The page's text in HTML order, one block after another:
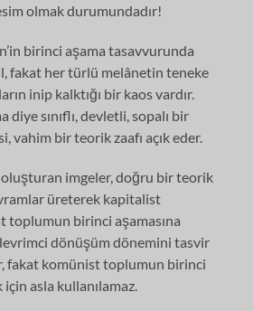
olmak durumundadır!
birinci aşama tasavvurunda
fakat her türlü melânetin teneke
inip kalktığı bir kaos vardır.
diye sınıflı, devletli, sopalı bir
vahim bir teorik zaafı açık eder.
oluşturan imgeler, doğru bir teorik
üreterek kapitalist
birinci aşamasına
dönüşüm dönemini tasvir
fakat komünist toplumun birinci
için asla kullanılamaz.